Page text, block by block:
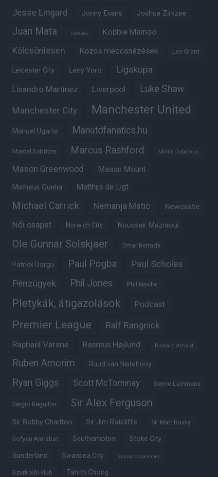
Jesse Lingard Jonny Evans Joshua Zirkzee
Juan Mata Karl Darlow Kobbie Mainoo
Kölcsönlesen Közös meccsnézések Lee Grant
Leicester City Leny Yoro Ligakupa
Lisandro Martinez Liverpool Luke Shaw
Manchester City Manchester United
Manuel Ugarte Manutdfanatics.hu
Marcel Sabitzer Marcus Rashford Martin Dubravka
Mason Greenwood Mason Mount
Matheus Cunha Matthijs de Ligt
Michael Carrick Nemanja Matic Newcastle
Női csapat Norwich City Noussair Mazraoui
Ole Gunnar Solskjaer Omar Berrada
Patrick Dorgu Paul Pogba Paul Scholes
Pénzügyek Phil Jones Phil Neville
Pletykák, átigazolások Podcast
Premier League Ralf Rangnick
Raphaël Varane Rasmus Højlund Richard Arnold
Ruben Amorim Ruud van Nistelrooy
Ryan Giggs Scott McTominay Senne Lammens
Sergio Reguilon Sir Alex Ferguson
Sir Bobby Charlton Sir Jim Ratcliffe Sir Matt Busby
Sofyan Amrabat Southampton Stoke City
Sunderland Swansea City Szurkoló szemmel
Szurkolói klub Tahith Chong